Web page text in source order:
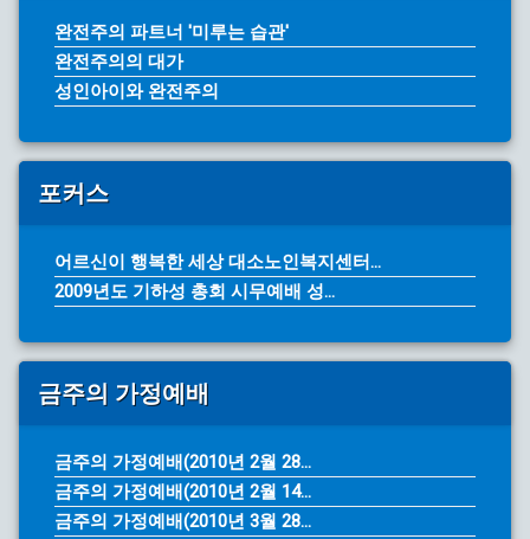
완전주의 파트너 '미루는 습관'
완전주의의 대가
성인아이와 완전주의
포커스
어르신이 행복한 세상 대소노인복지센터...
2009년도 기하성 총회 시무예배 성...
금주의 가정예배
금주의 가정예배(2010년 2월 28...
금주의 가정예배(2010년 2월 14...
금주의 가정예배(2010년 3월 28...